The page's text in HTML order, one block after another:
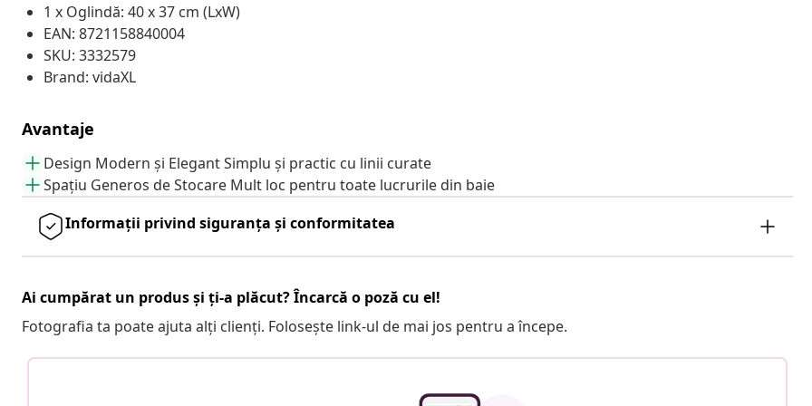
1 x Oglindă: 40 x 37 cm (LxW)
EAN: 8721158840004
SKU: 3332579
Brand: vidaXL
Avantaje
Design Modern și Elegant Simplu și practic cu linii curate
Spațiu Generos de Stocare Mult loc pentru toate lucrurile din baie
Informații privind siguranța și conformitatea
Ai cumpărat un produs și ți-a plăcut? Încarcă o poză cu el!
Fotografia ta poate ajuta alți clienți. Folosește link-ul de mai jos pentru a începe.